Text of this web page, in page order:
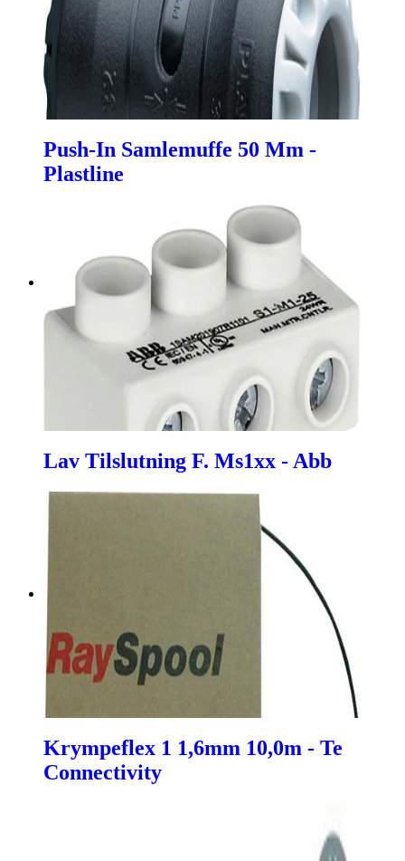
Push-In Samlemuffe 50 Mm -
Plastline
Lav Tilslutning F. Ms1xx - Abb
Krympeflex 1 1,6mm 10,0m - Te
Connectivity